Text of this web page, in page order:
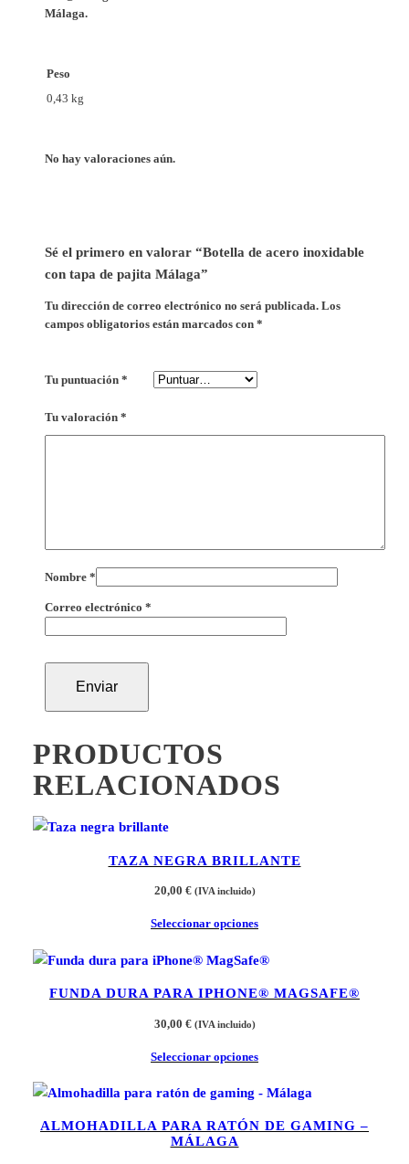
Málaga.
Peso
0,43 kg
No hay valoraciones aún.
Sé el primero en valorar “Botella de acero inoxidable
con tapa de pajita Málaga”
Tu dirección de correo electrónico no será publicada. Los
campos obligatorios están marcados con *
Tu puntuación *
Tu valoración *
Nombre *
Correo electrónico *
PRODUCTOS
RELACIONADOS
TAZA NEGRA BRILLANTE
20,00 € (IVA incluido)
Seleccionar opciones
FUNDA DURA PARA IPHONE® MAGSAFE®
30,00 € (IVA incluido)
Seleccionar opciones
ALMOHADILLA PARA RATÓN DE GAMING –
MÁLAGA